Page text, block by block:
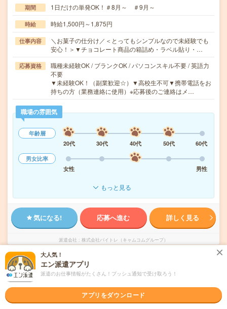
期間 1日だけの単発OK！＃8月～ ＃9月～
時給 時給1,500円～1,875円
仕事内容
＼お菓子の仕分け／＜とってもシンプルなので未経験でも
安心！＞▼チョコレート商品の箱詰め・ラベル貼り・…
応募資格
職種未経験OK / ブランクOK / パソコンスキル不要 / 英語力
不要
▼未経験OK！（副業歓迎☆）▼高校生不可▼携帯電話をお
持ちの方（業務連絡に使用）※応募後のご連絡はメ…
職場の雰囲気
年齢層
20代
30代 40代 50代
60代
男女比率
女性
男性
もっと見る
気になる! 応募へ進む 詳しく見る
派遣会社 株式会社バイトレ（キャムコムグループ）
未読 掲載日 2026/08/07
《単発1日OK！日払い可》＊お菓子のモクモ
クシール貼り
大人気！
エン派遣アプリ
派遣のお仕事情報がたくさん！プッシュ通知で受け取ろう！
アプリをダウンロード